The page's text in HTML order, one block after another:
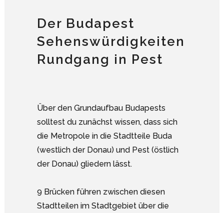
Der Budapest
Sehenswürdigkeiten
Rundgang in Pest
Über den Grundaufbau Budapests
solltest du zunächst wissen, dass sich
die Metropole in die Stadtteile Buda
(westlich der Donau) und Pest (östlich
der Donau) gliedern lässt.
9 Brücken führen zwischen diesen
Stadtteilen im Stadtgebiet über die